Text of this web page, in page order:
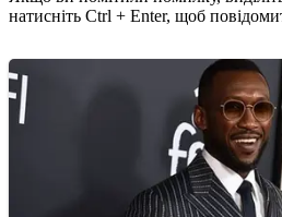
натисніть Ctrl + Enter, щоб